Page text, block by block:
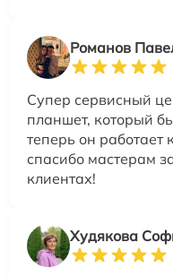
Романов
Супер сервисный
планшет, который
теперь он
спасибо мастерам
клиентах!
Худякова